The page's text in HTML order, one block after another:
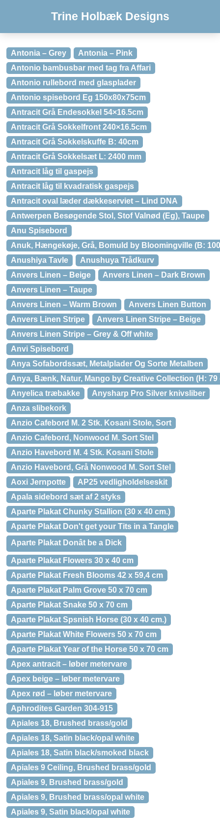
Trine Holbæk Designs
Antonia – Grey
Antonia – Pink
Antonio bambusbar med tag fra Affari
Antonio rullebord med glasplader
Antonio spisebord Eg 150x80x75cm
Antracit Grå Endesokkel 54×16.5cm
Antracit Grå Sokkelfront 240×16.5cm
Antracit Grå Sokkelskuffe B: 40cm
Antracit Grå Sokkelsæt L: 2400 mm
Antracit låg til gaspejs
Antracit låg til kvadratisk gaspejs
Antracit oval læder dækkeserviet – Lind DNA
Antwerpen Besøgende Stol, Stof Valnød (Eg), Taupe
Anu Spisebord
Anuk, Hængekøje, Grå, Bomuld by Bloomingville (B:
Anushiya Tavle
Anushuya Trådkurv
Anvers Linen – Beige
Anvers Linen – Dark Brown
Anvers Linen – Taupe
Anvers Linen – Warm Brown
Anvers Linen Button
Anvers Linen Stripe
Anvers Linen Stripe – Beige
Anvers Linen Stripe – Grey & Off white
Anvi Spisebord
Anya Sofabordssæt, Metalplader Og Sorte Metalben
Anya, Bænk, Natur, Mango by Creative Collection (H: 79
Anyelica træbakke
Anysharp Pro Silver knivsliber
Anza slibekork
Anzio Cafebord M. 2 Stk. Kosani Stole, Sort
Anzio Cafebord, Nonwood M. Sort Stel
Anzio Havebord M. 4 Stk. Kosani Stole
Anzio Havebord, Grå Nonwood M. Sort Stel
Aoxi Jernpotte
AP25 vedligholdelseskit
Apala sidebord sæt af 2 styks
Aparte Plakat Chunky Stallion (30 x 40 cm.)
Aparte Plakat Don't get your Tits in a Tangle
Aparte Plakat Donât be a Dick
Aparte Plakat Flowers 30 x 40 cm
Aparte Plakat Fresh Blooms 42 x 59,4 cm
Aparte Plakat Palm Grove 50 x 70 cm
Aparte Plakat Snake 50 x 70 cm
Aparte Plakat Spsnish Horse (30 x 40 cm.)
Aparte Plakat White Flowers 50 x 70 cm
Aparte Plakat Year of the Horse 50 x 70 cm
Apex antracit – løber metervare
Apex beige – løber metervare
Apex rød – løber metervare
Aphrodites Garden 304-915
Apiales 18, Brushed brass/gold
Apiales 18, Satin black/opal white
Apiales 18, Satin black/smoked black
Apiales 9 Ceiling, Brushed brass/gold
Apiales 9, Brushed brass/gold
Apiales 9, Brushed brass/opal white
Apiales 9, Satin black/opal white